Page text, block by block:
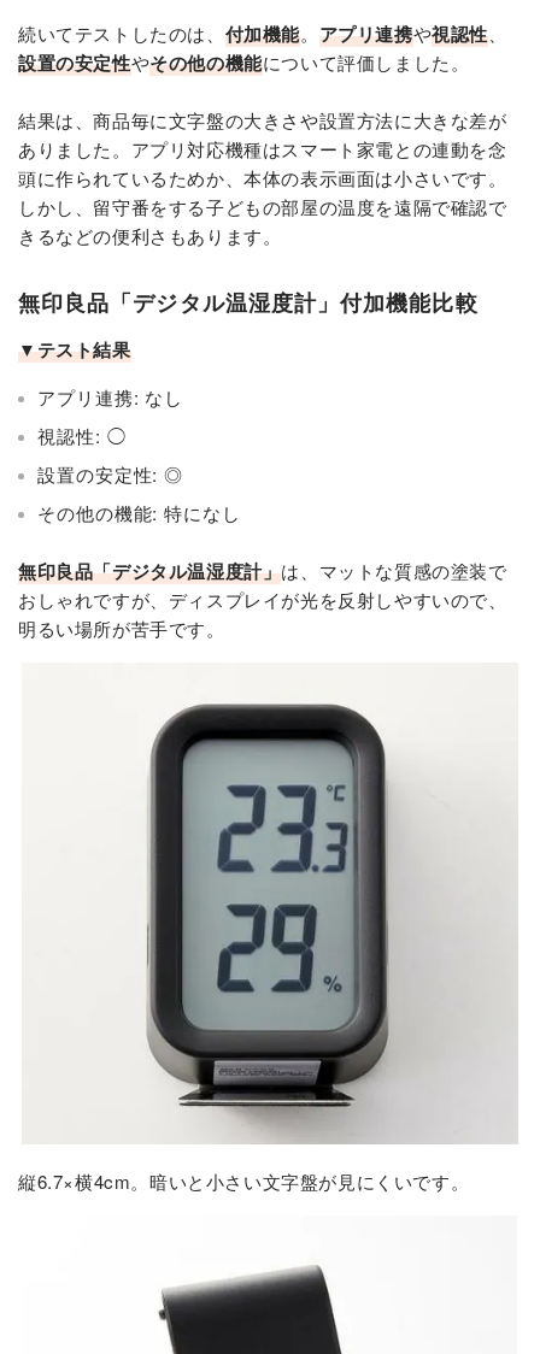
続いてテストしたのは、 付加機能。 アプリ連携や視認性、
設置の安定性やその他の機能について評価しました。
結果は、商品毎に文字盤の大きさや設置方法に大きな差が
ありました。アプリ対応機種はスマート家電との連動を念
頭に作られているためか、本体の表示画面は小さいです。
しかし、留守番をする子どもの部屋の温度を遠隔で確認で
きるなどの便利さもあります。
無印良品「デジタル温湿度計」付加機能比較
▼テスト結果
アプリ連携: なし
視認性: ◯
設置の安定性: ◎
その他の機能: 特になし
無印良品「デジタル温湿度計」は、マットな質感の塗装で
おしゃれですが、ディスプレイが光を反射しやすいので、
明るい場所が苦手です。
縦6.7×横4cm。暗いと小さい文字盤が見にくいです。